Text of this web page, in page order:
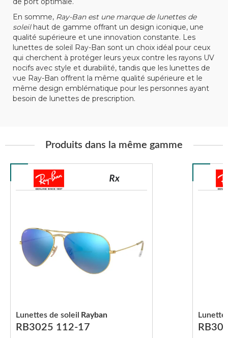
En somme, Ray-Ban est une marque de lunettes de
soleilhaut de gamme offrant un design iconique, une
qualité supérieure et une innovation constante. Les
lunettes de soleil Ray-Ban sont un choix idéal pour ceux
qui cherchent à protéger leurs yeux contre les rayons UV
nocifs avec style et durabilité, tandis que les lunettes de
vue Ray-Ban offrent la même qualité supérieure et le
même design emblématique pour les personnes ayant
besoin de lunettes de prescription.
Produits dans la même gamme
RB3025 112-17
Lunettes de soleil Rayban